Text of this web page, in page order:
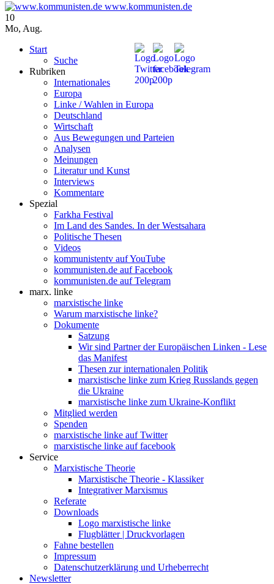
www.kommunisten.de
10
Mo, Aug.
Start
Suche
Rubriken
Internationales
Europa
Linke / Wahlen in Europa
Deutschland
Wirtschaft
Aus Bewegungen und Parteien
Analysen
Meinungen
Literatur und Kunst
Interviews
Kommentare
Spezial
Farkha Festival
Im Land des Sandes. In der Westsahara
Politische Thesen
Videos
kommunistentv auf YouTube
kommunisten.de auf Facebook
kommunisten.de auf Telegram
marx. linke
marxistische linke
Warum marxistische linke?
Dokumente
Satzung
Wir sind Partner der Europäischen Linken - Lese
das Manifest
Thesen zur internationalen Politik
marxistische linke zum Krieg Russlands gegen
die Ukraine
marxistische linke zum Ukraine-Konflikt
Mitglied werden
Spenden
marxistische linke auf Twitter
marxistische linke auf facebook
Service
Marxistische Theorie
Marxistische Theorie - Klassiker
Integrativer Marxismus
Referate
Downloads
Logo marxistische linke
Flugblätter | Druckvorlagen
Fahne bestellen
Impressum
Datenschutzerklärung und Urheberrecht
Newsletter